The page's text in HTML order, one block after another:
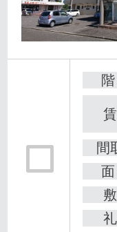
間